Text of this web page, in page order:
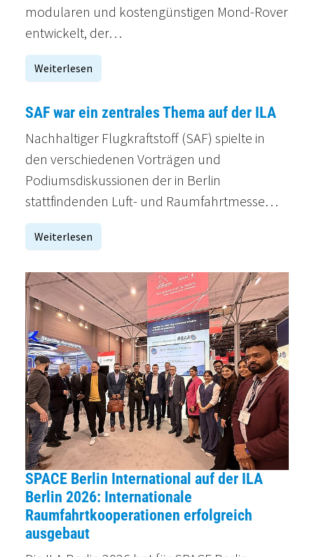
modularen und kostengünstigen Mond-Rover
entwickelt, der…
Weiterlesen
SAF war ein zentrales Thema auf der ILA
Nachhaltiger Flugkraftstoff (SAF) spielte in
den verschiedenen Vorträgen und
Podiumsdiskussionen der in Berlin
stattfindenden Luft- und Raumfahrtmesse…
Weiterlesen
SPACE Berlin International auf der ILA
Berlin 2026: Internationale
Raumfahrtkooperationen erfolgreich
ausgebaut